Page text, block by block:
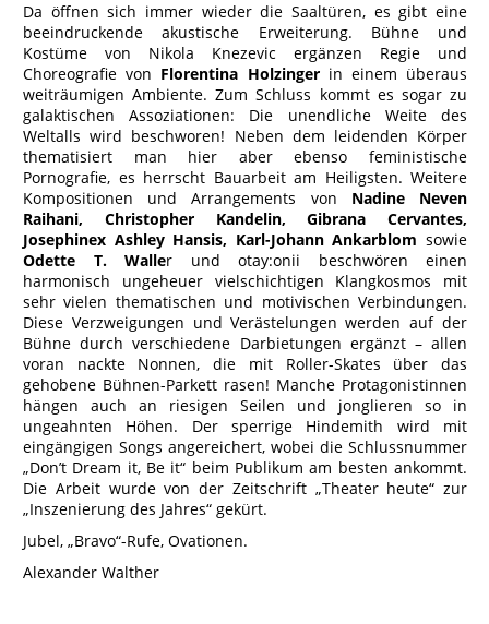
Da öffnen sich immer wieder die Saaltüren, es gibt eine
beeindruckende akustische Erweiterung. Bühne und
Kostüme von Nikola Knezevic ergänzen Regie und
Choreografie von Florentina Holzingerin einem überaus
weiträumigen Ambiente. Zum Schluss kommt es sogar zu
galaktischen Assoziationen: Die unendliche Weite des
Weltalls wird beschworen! Neben dem leidenden Körper
thematisiert man hier aber ebenso feministische
Pornografie, es herrscht Bauarbeit am Heiligsten. Weitere
Kompositionen und Arrangements von Nadine
Neven
Raihani, Christopher Kandelin, Gibrana Cervantes,
Josephinex Ashley Hansis, Karl-Johann Ankarblom sowie
Odette T. Waller und otay:onii beschwören einen
harmonisch ungeheuer vielschichtigen Klangkosmos mit
sehr vielen thematischen und motivischen Verbindungen.
Diese Verzweigungen und Verästelungen werden auf der
Bühne durch verschiedene Darbietungen ergänzt – allen
voran nackte Nonnen, die mit Roller-Skates über das
gehobene Bühnen-Parkett rasen! Manche Protagonistinnen
hängen auch an riesigen Seilen und jonglieren so in
ungeahnten Höhen. Der sperrige Hindemith wird mit
eingängigen Songs angereichert, wobei die Schlussnummer
„Don’t Dream it, Be it“ beim Publikum am besten ankommt.
Die Arbeit wurde von der Zeitschrift „Theater heute“ zur
„Inszenierung des Jahres“ gekürt.
Jubel, „Bravo“-Rufe, Ovationen.
Alexander Walther